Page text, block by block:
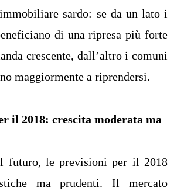
sardo: se da un lato i
di una ripresa più forte
crescente, dall’altro i comuni
maggiormente a riprendersi.
il 2018: crescita moderata ma
futuro, le previsioni per il 2018
ma prudenti. Il mercato